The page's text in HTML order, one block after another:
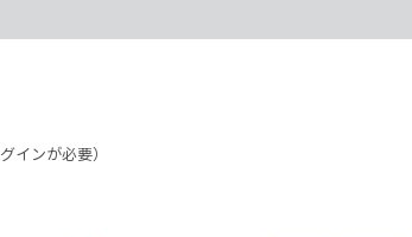
ンが必要）